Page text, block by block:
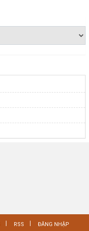
RSS ĐĂNG NHẬP